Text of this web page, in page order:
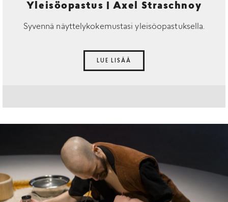
Yleisöopastus | Axel Straschnoy
Syvennä näyttelykokemustasi yleisöopastuksella.
LUE LISÄÄ